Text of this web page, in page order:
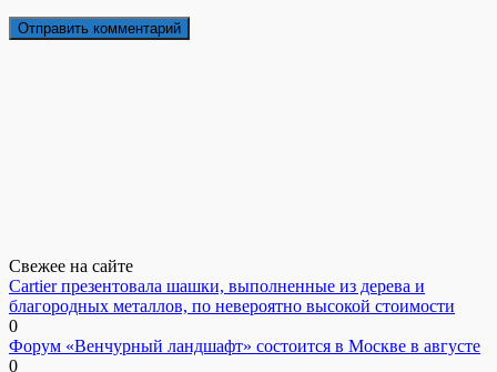
Свежее на сайте
Cartier презентовала шашки, выполненные из дерева и
благородных металлов, по невероятно высокой стоимости
0
Форум «Венчурный ландшафт» состоится в Москве в августе
0